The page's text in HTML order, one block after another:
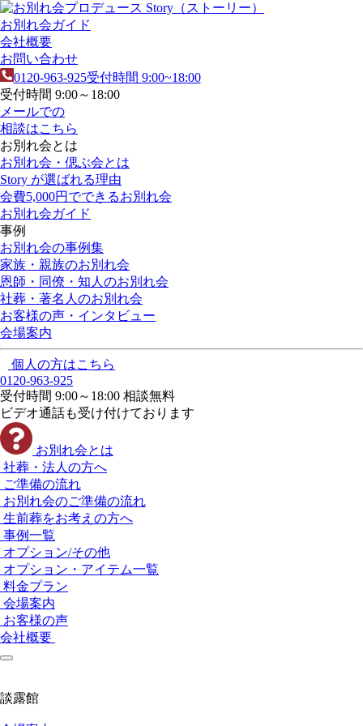
お別れ会ガイド
会社概要
お問い合わせ
0120-963-925受付時間 9:00~18:00
受付時間 9:00～18:00
メールでの
相談はこちら
お別れ会とは
お別れ会・偲ぶ会とは
Story が選ばれる理由
会費5,000円でできるお別れ会
お別れ会ガイド
事例
お別れ会の事例集
家族・親族のお別れ会
恩師・同僚・知人のお別れ会
社葬・著名人のお別れ会
お客様の声・インタビュー
会場案内
個人の方はこちら
0120-963-925
受付時間 9:00～18:00 相談無料
ビデオ通話も受け付けております
お別れ会とは
社葬・法人の方へ
ご準備の流れ
お別れ会のご準備の流れ
生前葬をお考えの方へ
事例一覧
オプション/その他
オプション・アイテム一覧
料金プラン
会場案内
お客様の声
会社概要
談露館